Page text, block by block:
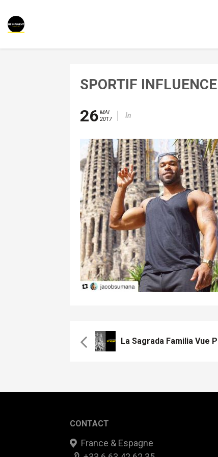
SPORTIF
26 MAI
2017
In
CONTACT
France & Espagne